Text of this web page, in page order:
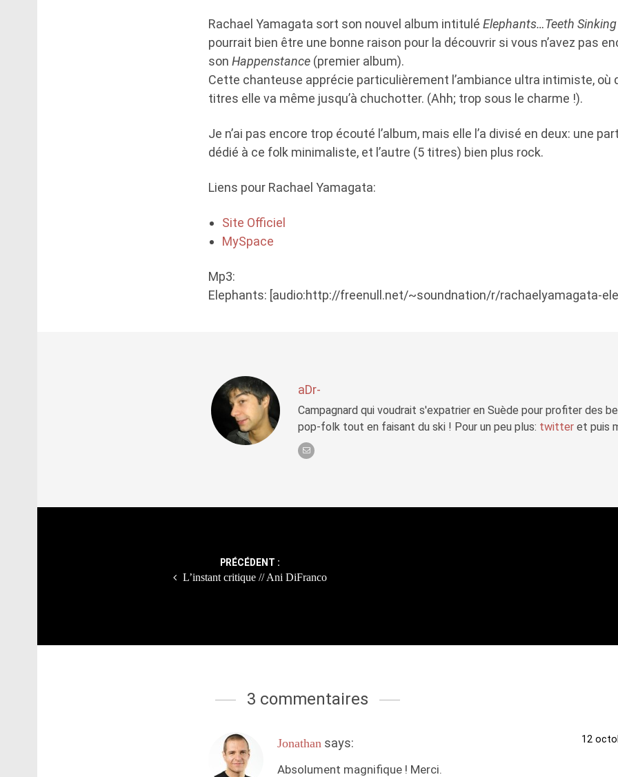
Rachael Yamagata sort son nouvel album intitulé Elephants…Teeth
pourrait bien être une bonne raison pour la découvrir si vous n’avez pas
son Happenstance (premier album).
Cette chanteuse apprécie particulièrement l’ambiance ultra intimiste, où
titres elle va même jusqu’à chuchotter. (Ahh; trop sous le charme !).
Je n’ai pas encore trop écouté l’album, mais elle l’a divisé en deux: une
dédié à ce folk minimaliste, et l’autre (5 titres) bien plus rock.
Liens pour Rachael Yamagata:
Site Officiel
MySpace
Mp3:
Elephants: [audio:http://freenull.net/~soundnation/r/rachaelyamagata-
aDr-
Campagnard qui voudrait s'expatrier en Suède pour profiter des
pop-folk tout en faisant du ski ! Pour un peu plus: twitter et puis
PRÉCÉDENT :
L’instant critique // Ani DiFranco
3 commentaires
Jonathan says: 12
Absolument magnifique ! Merci.